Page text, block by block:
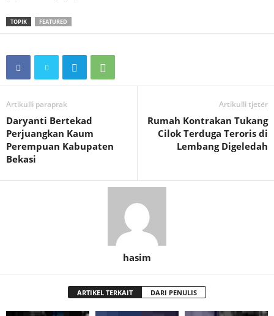
TOPIK FEATURED
Artikulli paraprak
Daryanti Bertekad
Perjuangkan Kaum
Perempuan Kabupaten
Bekasi
Artikulli tjetër
Rumah Kontrakan Tukang
Cilok Terduga Teroris di
Lembang Digeledah
hasim
ARTIKEL TERKAIT DARI PENULIS